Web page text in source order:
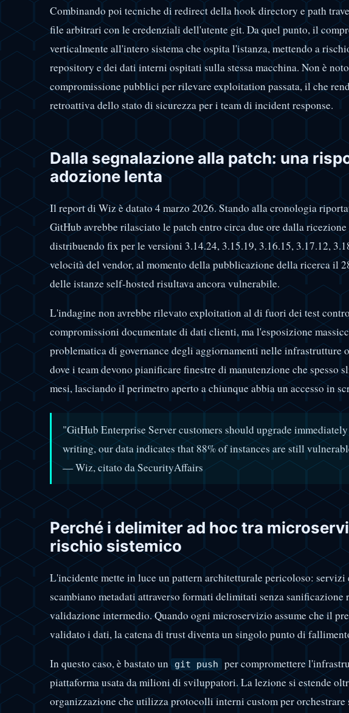
Combinando poi tecniche di redirect della hook directory e path
file arbitrari con le credenziali dell'utente git. Da quel punto, il
verticalmente all'intero sistema che ospita l'istanza, mettendo a
repository e dei dati interni ospitati sulla stessa macchina. Non è
compromissione pubblici per rilevare exploitation passata, il che
retroattiva dello stato di sicurezza per i team di incident response.
Dalla segnalazione alla patch: una
adozione lenta
Il report di Wiz è datato 4 marzo 2026. Stando alla cronologia
GitHub avrebbe rilasciato le patch entro circa due ore dalla
distribuendo fix per le versioni 3.14.24, 3.15.19, 3.16.15, 3.17.12,
velocità del vendor, al momento della pubblicazione della ricerca il
delle istanze self-hosted risultava ancora vulnerabile.
L'indagine non avrebbe rilevato exploitation al di fuori dei test
compromissioni documentate di dati clienti, ma l'esposizione
problematica di governance degli aggiornamenti nelle infrastrutture
dove i team devono pianificare finestre di manutenzione che spesso
mesi, lasciando il perimetro aperto a chiunque abbia un accesso in
"GitHub Enterprise Server customers should upgrade
writing, our data indicates that 88% of instances are still
— Wiz, citato da SecurityAffairs
Perché i delimiter ad hoc tra
rischio sistemico
L'incidente mette in luce un pattern architetturale pericoloso: servizi
scambiano metadati attraverso formati delimitati senza sanificazione
validazione intermedio. Quando ogni microservizio assume che il
validato i dati, la catena di trust diventa un singolo punto di
In questo caso, è bastato un git push
per compromettere
piattaforma usata da milioni di sviluppatori. La lezione si estende
organizzazione che utilizza protocolli interni custom per